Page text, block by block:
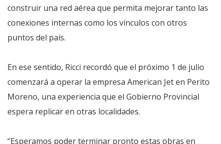
construir una red aérea que permita mejorar tanto las
conexiones internas como los vínculos con otros
puntos del país.
En ese sentido, Ricci recordó que el próximo 1 de julio
comenzará a operar la empresa American Jet en Perito
Moreno, una experiencia que el Gobierno Provincial
espera replicar en otras localidades.
“Esperamos poder terminar pronto estas obras en